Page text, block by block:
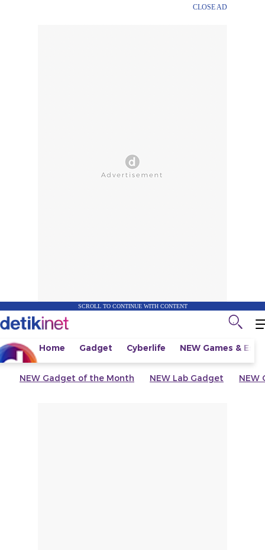
CLOSE AD
SCROLL TO CONTINUE WITH CONTENT
Home Gadget Cyberlife NEW Games &
NEW Gadget of the Month NEW Lab Gadget NEW